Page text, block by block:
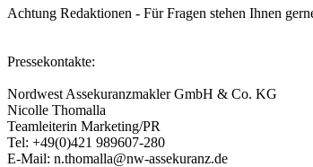
Achtung Redaktionen - Für Fragen stehen Ihnen
Pressekontakte:
Nordwest Assekuranzmakler GmbH & Co. KG
Nicolle Thomalla
Teamleiterin Marketing/PR
Tel: +49(0)421 989607-280
E-Mail: n.thomalla@nw-assekuranz.de